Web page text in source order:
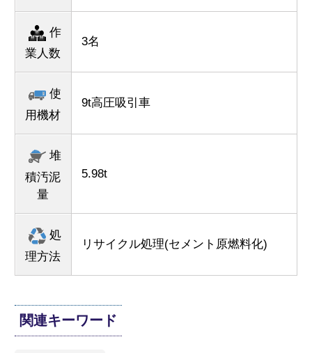
作
業人数
3名
使
用機材
9t高圧吸引車
堆
積汚泥
量
5.98t
処
理方法
リサイクル処理(セメント原燃料化)
関連キーワード